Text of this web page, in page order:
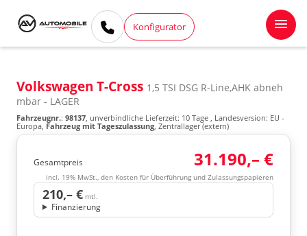
Konfigurator
Volkswagen T-Cross 1,5 TSI DSG R-Line,AHK abneh
mbar - LAGER
Fahrzeugnr.: 98137, unverbindliche Lieferzeit: 10 Tage , Landesversion: EU -
Europa, Fahrzeug mit Tageszulassung, Zentrallager (extern)
Gesamtpreis 31.190,– €
incl. 19% MwSt., den Kosten für Überführung und Zulassungspapieren
210,– € mtl.
Finanzierung